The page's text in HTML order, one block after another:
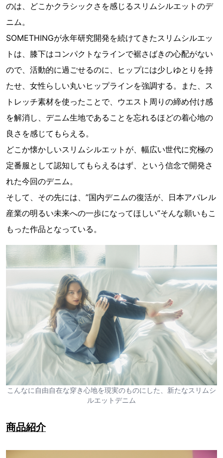
のは、どこかクラシックさを感じるスリムシルエットのデ
ニム。
SOMETHINGが永年研究開発を続けてきたスリムシルエッ
トは、膝下はコンパクトなラインで裾さばきの心配がない
ので、活動的に過ごせるのに、ヒップには少しゆとりを持
たせ、女性らしい丸いヒップラインを強調する。また、ス
トレッチ素材を使ったことで、ウエスト周りの締め付け感
を解消し、デニム生地であることを忘れるほどの着心地の
良さを感じてもらえる。
どこか懐かしいスリムシルエットが、幅広い世代に究極の
定番服として認知してもらえるはず、という信念で開発さ
れた今回のデニム。
そして、その先には、”国内デニムの復活が、日本アパレル
産業の明るい未来への一歩になってほしい”そんな願いもこ
もった作品となっている。
こんなに自由自在な穿き心地を現実のものにした、新たなスリムシ
ルエットデニム
商品紹介